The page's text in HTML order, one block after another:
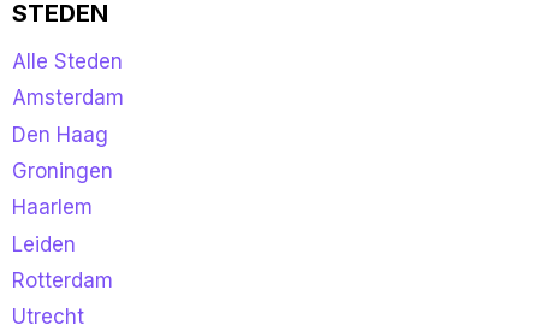
STEDEN
Alle Steden
Amsterdam
Den Haag
Groningen
Haarlem
Leiden
Rotterdam
Utrecht